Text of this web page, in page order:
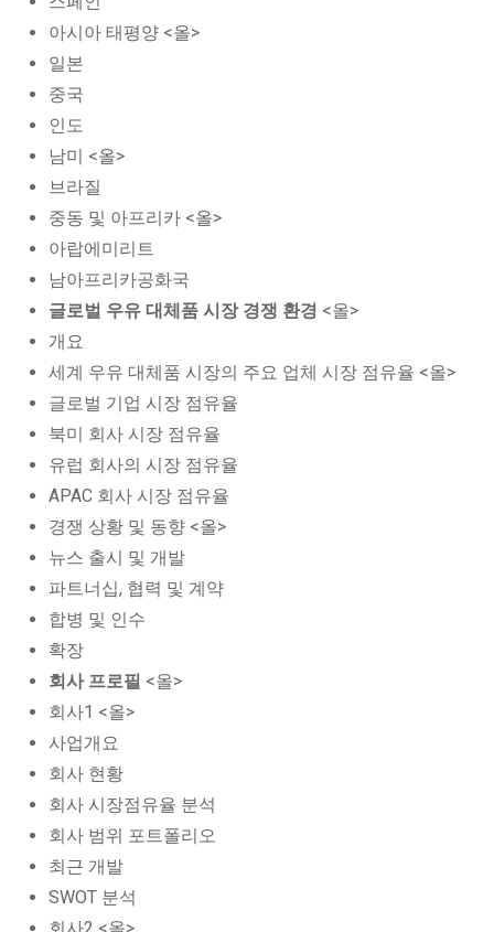
아시아 태평양 <올>
일본
중국
인도
남미 <올>
브라질
중동 및 아프리카 <올>
아랍에미리트
남아프리카공화국
글로벌 우유 대체품 시장 경쟁 환경 <올>
개요
세계 우유 대체품 시장의 주요 업체 시장 점유율 <올>
글로벌 기업 시장 점유율
북미 회사 시장 점유율
유럽 회사의 시장 점유율
APAC 회사 시장 점유율
경쟁 상황 및 동향 <올>
뉴스 출시 및 개발
파트너십, 협력 및 계약
합병 및 인수
확장
회사 프로필 <올>
회사1 <올>
사업개요
회사 현황
회사 시장점유율 분석
회사 범위 포트폴리오
최근 개발
SWOT 분석